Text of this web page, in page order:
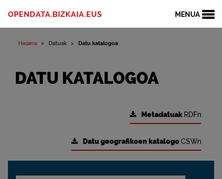
MENUA
OPENDATA.BIZKAIA.EUS
Hasiera Datuak Datu katalogoa
DATU KATALOGOA
Metadatuak RDFn
Datu geografikoen katalogoCSWn